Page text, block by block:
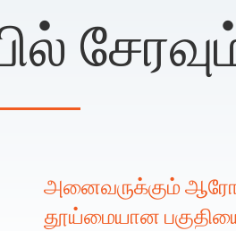
அனைவருக்கும்
தூய்மையான